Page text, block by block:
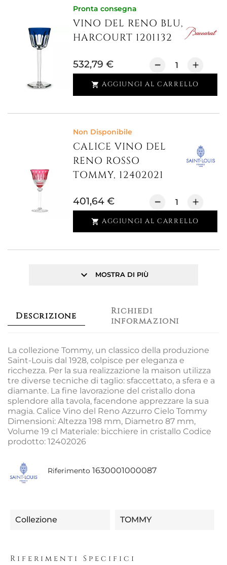
Pronta consegna
VINO DEL RENO BLU,
HARCOURT 1201132
532,79 €
 AGGIUNGI AL CARRELLO
Non Disponibile
CALICE VINO DEL
RENO ROSSO
TOMMY, 12402021
401,64 €
 AGGIUNGI AL CARRELLO
keyboard_arrow_down MOSTRA DI PIÙ
Descrizione
Richiedi
informazioni
La collezione Tommy, un classico della produzione
Saint-Louis dal 1928, colpisce per eleganza e
ricchezza. Per la sua realizzazione la maison utilizza
tre diverse tecniche di taglio: sfaccettato, a sfera e a
diamante. La fine lavorazione del cristallo dona
splendore alla tavola, facendone apprezzare la sua
magia. Calice Vino del Reno Azzurro Cielo Tommy
Dimensioni: Altezza 198 mm, Diametro 87 mm,
Volume 19 cl Materiale: bicchiere in cristallo Codice
prodotto: 12402026
Riferimento 1630001000087
Collezione TOMMY
Riferimenti Specifici